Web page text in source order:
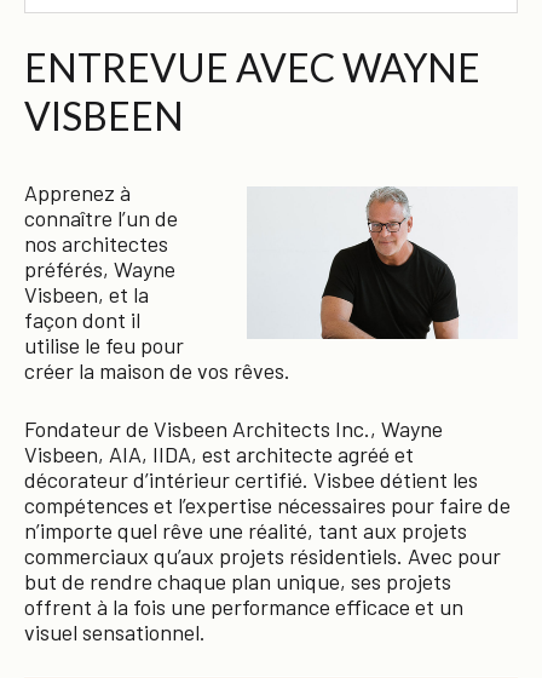
ENTREVUE AVEC WAYNE
VISBEEN
Apprenez à
connaître l’un de
nos architectes
préférés, Wayne
Visbeen, et la
façon dont il
utilise le feu pour
créer la maison de vos rêves.
Fondateur de Visbeen Architects Inc., Wayne
Visbeen, AIA, IIDA, est architecte agréé et
décorateur d’intérieur certifié. Visbee détient les
compétences et l’expertise nécessaires pour faire de
n’importe quel rêve une réalité, tant aux projets
commerciaux qu’aux projets résidentiels. Avec pour
but de rendre chaque plan unique, ses projets
offrent à la fois une performance efficace et un
visuel sensationnel.